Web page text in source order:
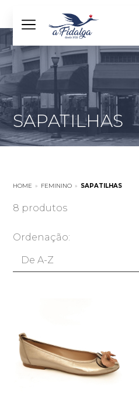
SAPATILHAS
HOME » FEMININO » SAPATILHAS
8 produtos
Ordenação: